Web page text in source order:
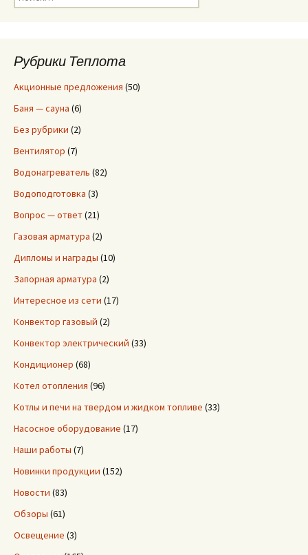
а
:Рубрики Теплота
Акционные предложения (50)
Баня — сауна (6)
Без рубрики (2)
Вентилятор (7)
Водонагреватель (82)
Водоподготовка (3)
Вопрос — ответ(21)
Газовая арматура (2)
Дипломы и награды (10)
Запорная арматура (2)
Интересное из сети (17)
Конвектор газовый (2)
Конвектор электрический (33)
Кондиционер (68)
Котел отопления (96)
Котлы и печи на твердом и жидком топливе (33)
Насосное оборудование (17)
Наши работы (7)
Новинки продукции (152)
Новости (83)
Обзоры (61)
Освещение (3)